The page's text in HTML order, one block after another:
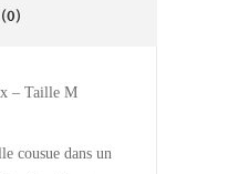
– Taille M
cousue dans un